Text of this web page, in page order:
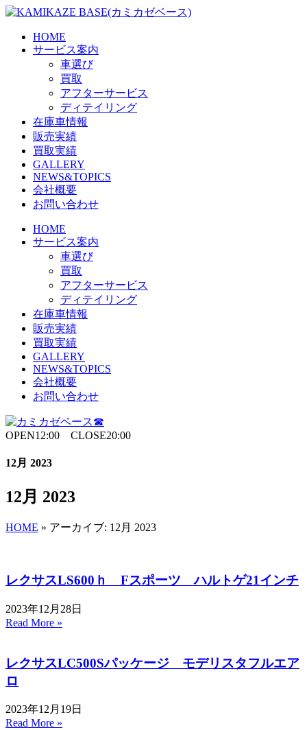
Skip
content
HOME
サービス案内
車選び
買取
アフターサービス
ディテイリング
在庫車情報
販売実績
買取実績
GALLERY
NEWS&TOPICS
会社概要
お問い合わせ
HOME
サービス案内
車選び
買取
アフターサービス
ディテイリング
在庫車情報
販売実績
買取実績
GALLERY
NEWS&TOPICS
会社概要
お問い合わせ
OPEN12:00 CLOSE20:00
12月 2023
12月 2023
HOME » アーカイブ: 12月 2023
レクサスLS600ｈ Fスポーツ ハルトゲ21インチ
2023年12月28日
Read More »
レクサスLC500Sパッケージ モデリスタフルエア
ロ
2023年12月19日
Read More »